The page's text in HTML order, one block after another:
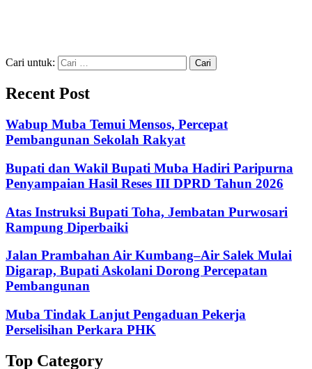
Cari untuk:
Recent Post
Wabup Muba Temui Mensos, Percepat
Pembangunan Sekolah Rakyat
Bupati dan Wakil Bupati Muba Hadiri Paripurna
Penyampaian Hasil Reses III DPRD Tahun 2026
Atas Instruksi Bupati Toha, Jembatan Purwosari
Rampung Diperbaiki
Jalan Prambahan Air Kumbang–Air Salek Mulai
Digarap, Bupati Askolani Dorong Percepatan
Pembangunan
Muba Tindak Lanjut Pengaduan Pekerja
Perselisihan Perkara PHK
Top Category